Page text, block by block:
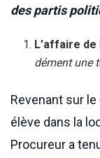
des partis
L’affaire de
dément une
Revenant sur
élève dans la
Procureur a